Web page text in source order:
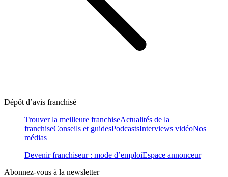
Dépôt d’avis franchisé
Trouver la meilleure franchiseActualités de la
franchiseConseils et guidesPodcastsInterviews vidéoNos
médias
Devenir franchiseur : mode d’emploiEspace annonceur
Abonnez-vous à la newsletter